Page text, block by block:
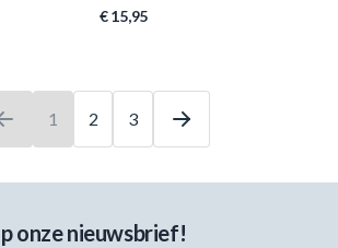
€ 15,95
U leest momenteel pagina
1
Pagina
2
Pagina
3
onze nieuwsbrief!